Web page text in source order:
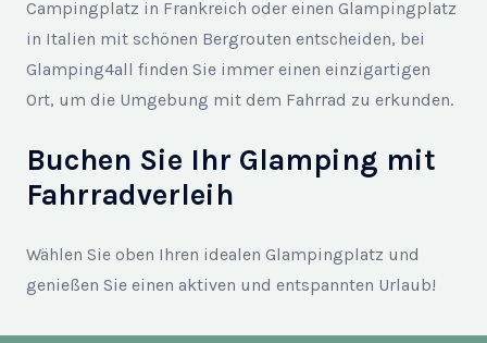
Campingplatz in Frankreich oder einen Glampingplatz
in Italien mit schönen Bergrouten entscheiden, bei
Glamping4all finden Sie immer einen einzigartigen
Ort, um die Umgebung mit dem Fahrrad zu erkunden.
Buchen Sie Ihr Glamping mit
Fahrradverleih
Wählen Sie oben Ihren idealen Glampingplatz und
genießen Sie einen aktiven und entspannten Urlaub!